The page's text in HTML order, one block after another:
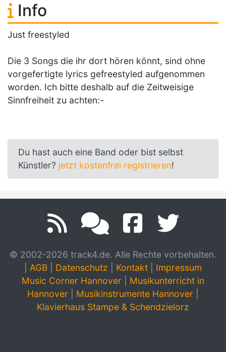
Info
Just freestyled
Die 3 Songs die ihr dort hören könnt, sind ohne
vorgefertigte lyrics gefreestyled aufgenommen
worden. Ich bitte deshalb auf die Zeitweisige
Sinnfreiheit zu achten:-
Du hast auch eine Band oder bist selbst
Künstler? jetzt kostenfrei registrieren!
© 2002-2026 track4.de. Alle Rechte vorbehalten.
AGB Datenschutz Kontakt
Impressum
Music Corner Hannover
Musikunterricht in
Hannover
Musikinstrumente Hannover
Klavierhaus Stampe & Schendzielorz